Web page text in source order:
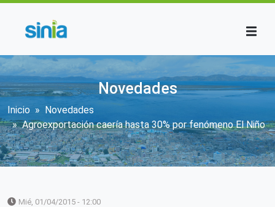
Novedades
Sobrescribir enlaces de ayuda a la
Inicio
Novedades
Agroexportación caería hasta 30% por fenómeno El Niño
Mié, 01/04/2015 - 12:00